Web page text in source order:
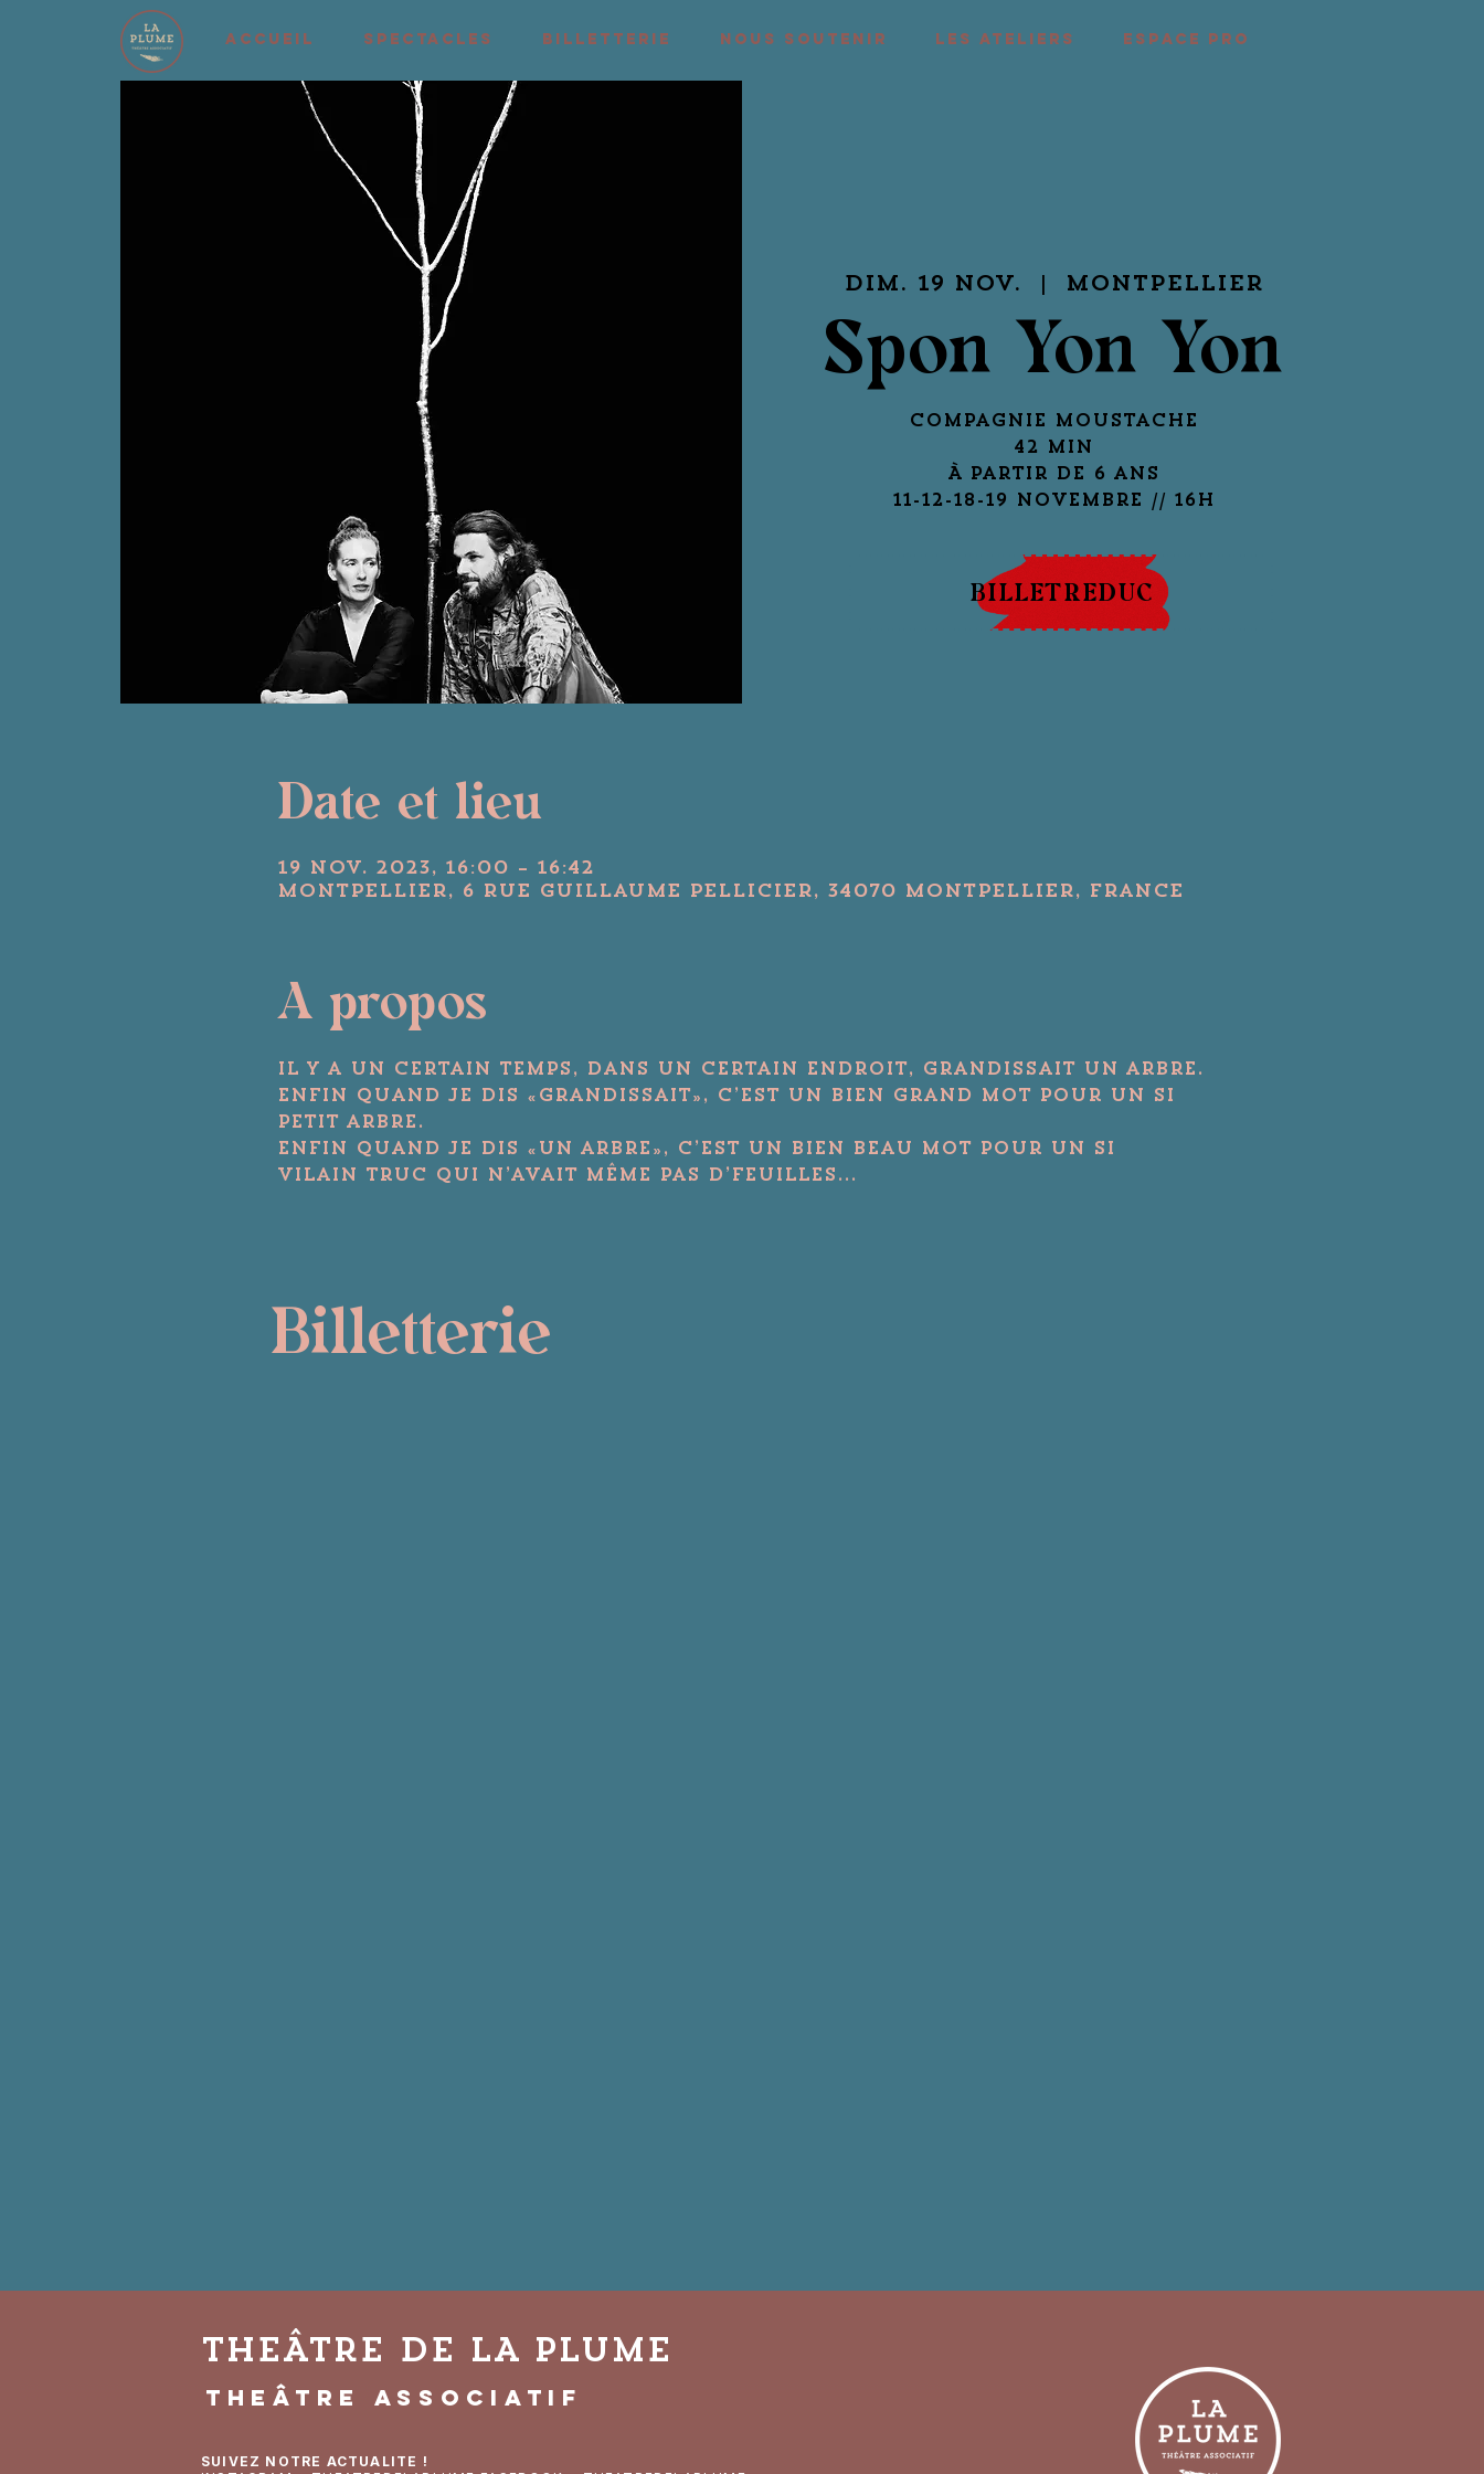
ACCUEIL SPECTACLES BILLETTERIE NOUS SOUTENIR LES ATELIERS ESPACE PRO
dim. 19 nov. Montpellier
Spon Yon Yon
Compagnie Moustache
42 min
À partir de 6 ans
Date et lieu
19 nov. 2023, 16:00 – 16:42
Montpellier, 6 Rue Guillaume Pellicier, 34070 Montpellier, France
A propos
Il y a un certain temps, dans un certain endroit, grandissait un arbre.
Enfin quand je dis «grandissait», c’est un bien grand mot pour un si
petit arbre.
Enfin quand je dis «un arbre», c’est un bien beau mot pour un si
vilain truc qui n’avait même pas d’feuilles...
BILLETREDUC
Billetterie
THEÂTRE DE LA PLUME
THEÂTRE associatif
SUIVEZ NOTRE ACTUALITE !